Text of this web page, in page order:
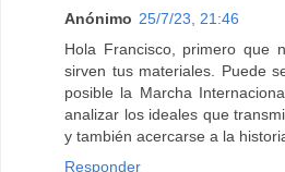
Anónimo 25/7/23, 21:46
Hola Francisco, primero que
sirven tus materiales. Puede
posible la Marcha
analizar los ideales que
y también acercarse a la
Responder